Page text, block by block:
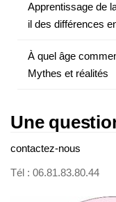
Apprentissage de
il des différences
À quel âge
Mythes et réalités
Une
contactez-nous
Tél : 06.81.83.80.44